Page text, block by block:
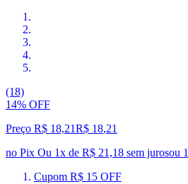
(18)
14% OFF
Preço R$ 18,21R$ 18,21
no Pix Ou 1x de R$ 21,18 sem jurosou 1
Cupom R$ 15 OFF